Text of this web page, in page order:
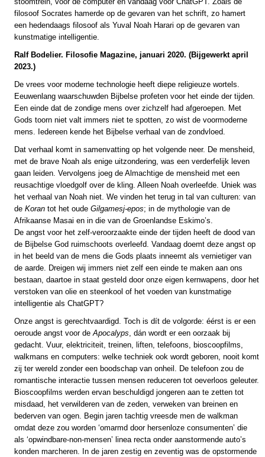
filosoof Socrates hamerde op de gevaren van het schrift, zo hamert
een hedendaags filosoof als Yuval Noah Harari op de gevaren van
kunstmatige intelligentie.
Ralf Bodelier. Filosofie Magazine, januari 2020. (Bijgewerkt april
2023.)
De vrees voor moderne technologie heeft diepe religieuze wortels.
Eeuwenlang waarschuwden Bijbelse profeten voor het einde der tijden.
Een einde dat de zondige mens over zichzelf had afgeroepen. Met
Gods toorn niet valt immers niet te spotten, zo wist de voormoderne
mens. Iedereen kende het Bijbelse verhaal van de zondvloed.
Dat verhaal komt in samenvatting op het volgende neer. De mensheid,
met de brave Noah als enige uitzondering, was een verderfelijk leven
gaan leiden. Vervolgens joeg de Almachtige de mensheid met een
reusachtige vloedgolf over de kling. Alleen Noah overleefde. Uniek was
het verhaal van Noah niet. We vinden het terug in tal van culturen: van
de Koran tot het oude Gilgamesj-epos; in de mythologie van de
Afrikaanse Masai en in die van de Groenlandse Eskimo’s.
De angst voor het zelf-veroorzaakte einde der tijden heeft de dood van
de Bijbelse God ruimschoots overleefd. Vandaag doemt deze angst op
in het beeld van de mens die Gods plaats inneemt als vernietiger van
de aarde. Dreigen wij immers niet zelf een einde te maken aan ons
bestaan, daartoe in staat gesteld door onze eigen kernwapens, door het
verstoken van olie en steenkool of het voeden van kunstmatige
intelligentie als ChatGPT?
Onze angst is gerechtvaardigd. Toch is dít de volgorde: éérst is er een
oeroude angst voor deApocalyps, dán wordt er een oorzaak bij
gedacht. Vuur, elektriciteit, treinen, liften, telefoons, bioscoopfilms,
walkmans en computers: welke techniek ook wordt geboren, nooit komt
zij ter wereld zonder een boodschap van onheil. De telefoon zou de
romantische interactie tussen mensen reduceren tot oeverloos geleuter.
Bioscoopfilms werden ervan beschuldigd jongeren aan te zetten tot
misdaad, het verwilderen van de zeden, verweken van breinen en
bederven van ogen. Begin jaren tachtig vreesde men de walkman
omdat deze zou worden ‘omarmd door hersenloze consumenten’ die
als ‘opwindbare-non-mensen’ linea recta onder aanstormende auto’s
konden marcheren. In de jaren zestig en zeventig was de opstormende